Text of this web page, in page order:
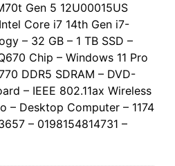
Gen 5 12U00015US
Core i7 14th Gen i7-
– 32 GB – 1 TB SSD –
Chip – Windows 11 Pro
DDR5 SDRAM – DVD-
– IEEE 802.11ax Wireless
– Desktop Computer – 1174
– 0198154814731 –